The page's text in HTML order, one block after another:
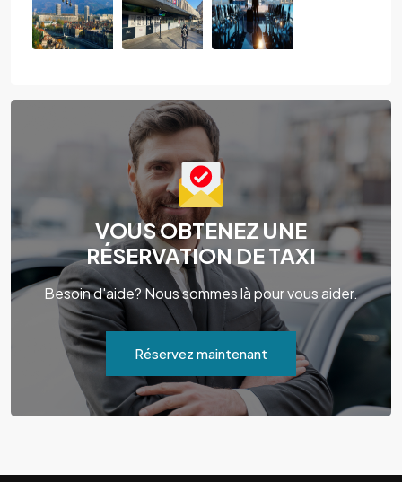
VOUS OBTENEZ UNE
RÉSERVATION DE TAXI
Besoin d'aide? Nous sommes là pour vous aider.
Réservez maintenant